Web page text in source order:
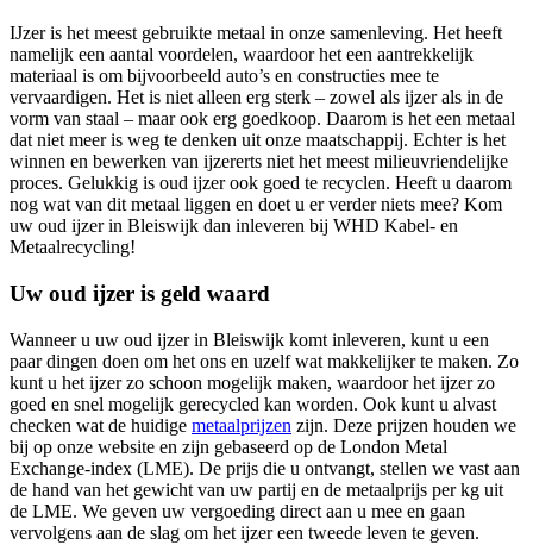
IJzer is het meest gebruikte metaal in onze samenleving. Het heeft
namelijk een aantal voordelen, waardoor het een aantrekkelijk
materiaal is om bijvoorbeeld auto’s en constructies mee te
vervaardigen. Het is niet alleen erg sterk – zowel als ijzer als in de
vorm van staal – maar ook erg goedkoop. Daarom is het een metaal
dat niet meer is weg te denken uit onze maatschappij. Echter is het
winnen en bewerken van ijzererts niet het meest milieuvriendelijke
proces. Gelukkig is oud ijzer ook goed te recyclen. Heeft u daarom
nog wat van dit metaal liggen en doet u er verder niets mee? Kom
uw oud ijzer in Bleiswijk dan inleveren bij WHD Kabel- en
Metaalrecycling!
Uw oud ijzer is geld waard
Wanneer u uw oud ijzer in Bleiswijk komt inleveren, kunt u een
paar dingen doen om het ons en uzelf wat makkelijker te maken. Zo
kunt u het ijzer zo schoon mogelijk maken, waardoor het ijzer zo
goed en snel mogelijk gerecycled kan worden. Ook kunt u alvast
checken wat de huidige metaalprijzen zijn. Deze prijzen houden we
bij op onze website en zijn gebaseerd op de London Metal
Exchange-index (LME). De prijs die u ontvangt, stellen we vast aan
de hand van het gewicht van uw partij en de metaalprijs per kg uit
de LME. We geven uw vergoeding direct aan u mee en gaan
vervolgens aan de slag om het ijzer een tweede leven te geven.